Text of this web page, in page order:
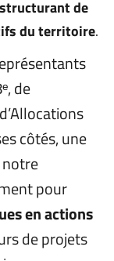
de
du territoire.
de
côtés, une
pour
en actions
de projets